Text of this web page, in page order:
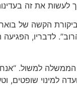
לעשות את זה
הקשה של
לדבריו,
למינוי